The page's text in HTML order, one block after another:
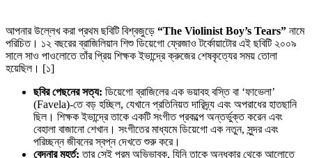
আপনার উল্লেখ করা প্রথম ছবিটি বিশ্বজুড়ে “The Violinist Boy’s Tears” নামে
পরিচিত। ১২ বছরের ব্রাজিলিয়ান শিশু ডিয়েগো ফ্রেজাও টর্কোয়াটোর এই ছবিটি ২০০৯
সালে সাও পাওলোতে তাঁর প্রিয় শিক্ষক ইভান্দ্রে ক্রুজের শেষকৃত্যের সময় তোলা
হয়েছিল। [১]
ছবির পেছনের সত্য: ডিয়েগো ব্রাজিলের এক ভয়াবহ বস্তি বা ‘ফাভেলা’
(Favela)-তে বড় হচ্ছিল, যেখানে প্রতিনিয়ত দারিদ্র্য এবং অপরাধের হাতছানি
ছিল। শিক্ষক ইভান্দ্রে তাকে একটি সংগীত প্রকল্পে অন্তর্ভুক্ত করেন এবং
বেহালা বাজানো শেখান। সংগীতের মাধ্যমে ডিয়েগো এক নতুন, সুন্দর এবং
পরিচ্ছন্ন জীবনের স্বপ্ন দেখতে শুরু করে।
বেদনার মুহূর্ত: তার সেই পরম অভিভাবক, যিনি তাকে অন্ধকার থেকে আলোতে